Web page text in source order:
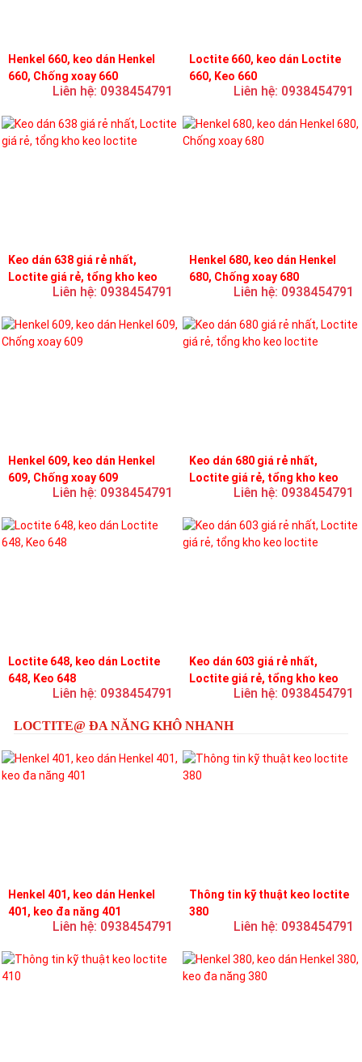
Henkel 660, keo dán Henkel
660, Chống xoay 660
Liên hệ: 0938454791
Loctite 660, keo dán Loctite
660, Keo 660
Liên hệ: 0938454791
Keo dán 638 giá rẻ nhất,
Loctite giá rẻ, tổng kho keo
Liên hệ: 0938454791
Henkel 680, keo dán Henkel
680, Chống xoay 680
Liên hệ: 0938454791
Henkel 609, keo dán Henkel
609, Chống xoay 609
Liên hệ: 0938454791
Keo dán 680 giá rẻ nhất,
Loctite giá rẻ, tổng kho keo
Liên hệ: 0938454791
Loctite 648, keo dán Loctite
648, Keo 648
Liên hệ: 0938454791
Keo dán 603 giá rẻ nhất,
Loctite giá rẻ, tổng kho keo
Liên hệ: 0938454791
LOCTITE@ ĐA NĂNG KHÔ NHANH
Henkel 401, keo dán Henkel
401, keo đa năng 401
Liên hệ: 0938454791
Thông tin kỹ thuật keo loctite
380
Liên hệ: 0938454791